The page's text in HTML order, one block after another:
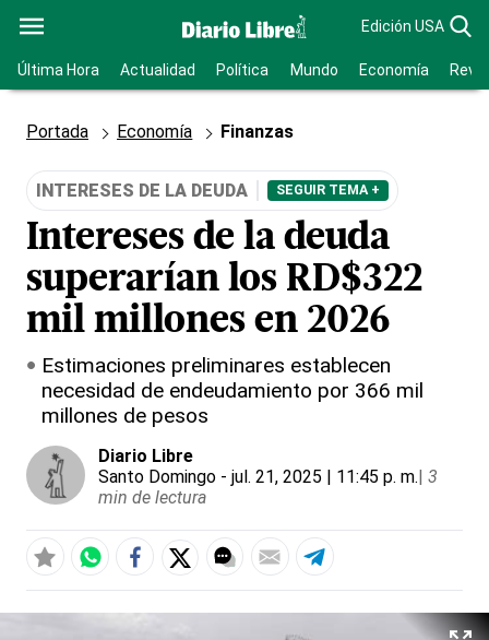
Edición USA
Última Hora Actualidad Política Mundo Economía
Portada Economía Finanzas
INTERESES DE LA DEUDA SEGUIR TEMA +
Intereses de la deuda
superarían los RD$322
mil millones en 2026
Estimaciones preliminares establecen
necesidad de endeudamiento por 366 mil
millones de pesos
Diario Libre
Santo Domingo - jul. 21, 2025 | 11:45 p. m.| 3
min de lectura